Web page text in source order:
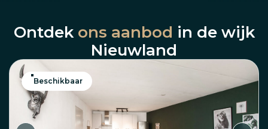
Ontdek ons aanbod in de wijk
Nieuwland
Beschikbaar